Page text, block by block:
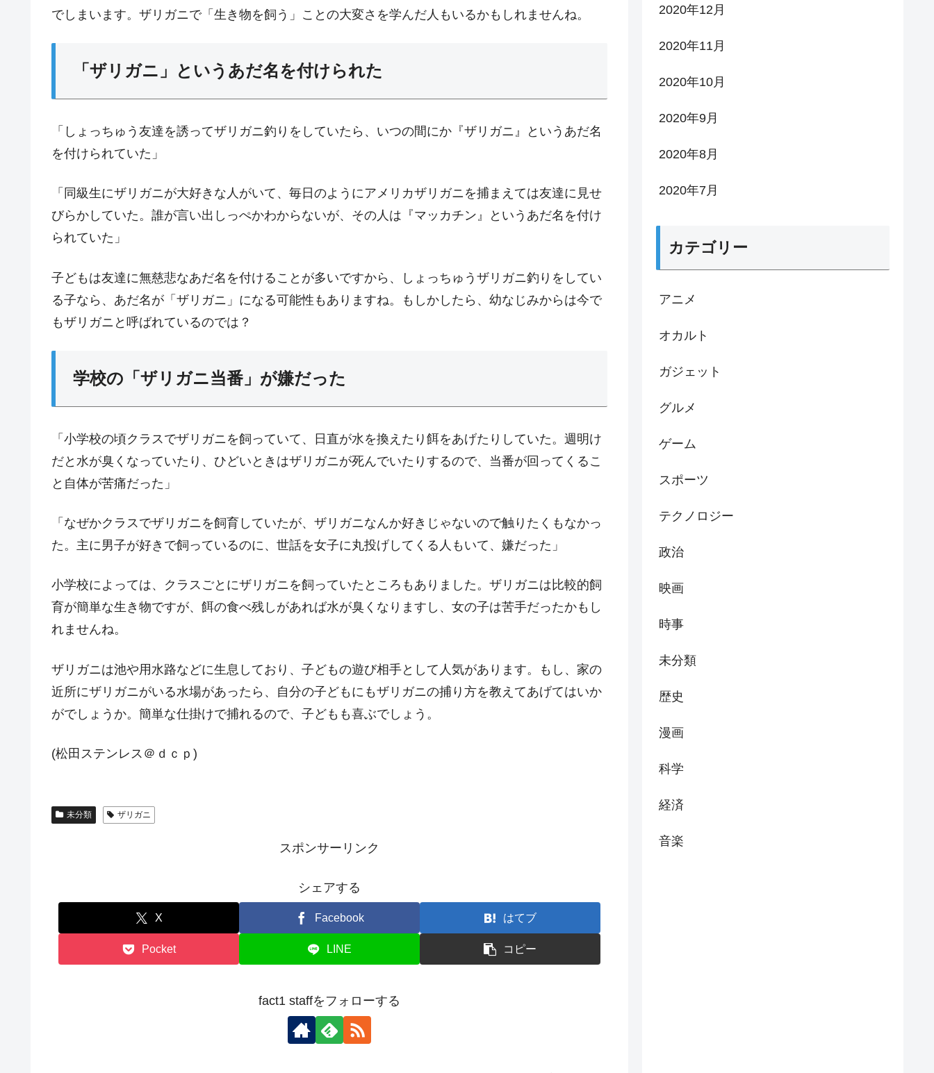
でしまいます。ザリガニで「生き物を飼う」ことの大変さを学んだ人もいるかもしれませんね。
「ザリガニ」というあだ名を付けられた
「しょっちゅう友達を誘ってザリガニ釣りをしていたら、いつの間にか『ザリガニ』というあだ名
を付けられていた」
「同級生にザリガニが大好きな人がいて、毎日のようにアメリカザリガニを捕まえては友達に見せ
びらかしていた。誰が言い出しっぺかわからないが、その人は『マッカチン』というあだ名を付け
られていた」
子どもは友達に無慈悲なあだ名を付けることが多いですから、しょっちゅうザリガニ釣りをしてい
る子なら、あだ名が「ザリガニ」になる可能性もありますね。もしかしたら、幼なじみからは今で
もザリガニと呼ばれているのでは？
学校の「ザリガニ当番」が嫌だった
「小学校の頃クラスでザリガニを飼っていて、日直が水を換えたり餌をあげたりしていた。週明け
だと水が臭くなっていたり、ひどいときはザリガニが死んでいたりするので、当番が回ってくるこ
と自体が苦痛だった」
「なぜかクラスでザリガニを飼育していたが、ザリガニなんか好きじゃないので触りたくもなかっ
た。主に男子が好きで飼っているのに、世話を女子に丸投げしてくる人もいて、嫌だった」
小学校によっては、クラスごとにザリガニを飼っていたところもありました。ザリガニは比較的飼
育が簡単な生き物ですが、餌の食べ残しがあれば水が臭くなりますし、女の子は苦手だったかもし
れませんね。
ザリガニは池や用水路などに生息しており、子どもの遊び相手として人気があります。もし、家の
近所にザリガニがいる水場があったら、自分の子どもにもザリガニの捕り方を教えてあげてはいか
がでしょうか。簡単な仕掛けで捕れるので、子どもも喜ぶでしょう。
(松田ステンレス＠ｄｃｐ)
未分類 ザリガニ
スポンサーリンク
シェアする
X Facebook はてブ
Pocket LINE コピー
fact1 staffをフォローする
2020年12月
2020年11月
2020年10月
2020年9月
2020年8月
2020年7月
カテゴリー
アニメ
オカルト
ガジェット
グルメ
ゲーム
スポーツ
テクノロジー
政治
映画
時事
未分類
歴史
漫画
科学
経済
音楽